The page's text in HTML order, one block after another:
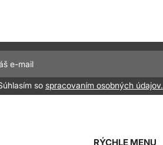
so spracovaním osobných údajov.
RÝCHLE MENU